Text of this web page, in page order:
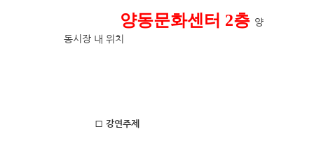
양동문화센터 2층 양
동시장 내 위치
□ 강연주제